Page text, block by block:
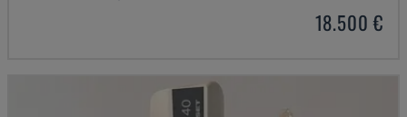
18.500 €